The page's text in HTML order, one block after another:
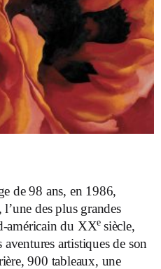
de 98 ans, en 1986,
l’une des plus grandes
américain du XXe siècle,
aventures artistiques de son
900 tableaux, une